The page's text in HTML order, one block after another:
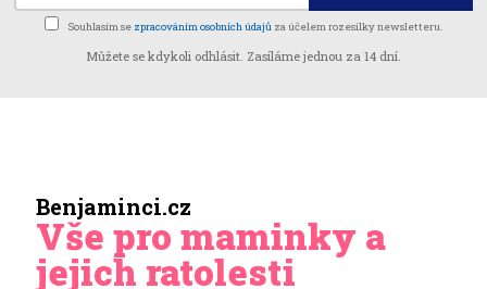
Souhlasím se zpracováním osobních údajů za účelem rozesílky newsletteru.
Můžete se kdykoli odhlásit. Zasíláme jednou za 14 dní.
Benjaminci.cz
Vše pro maminky a
jejich ratolesti